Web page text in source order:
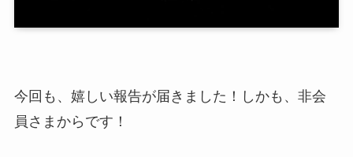
今回も、嬉しい報告が届きました！しかも、非会
員さまからです！